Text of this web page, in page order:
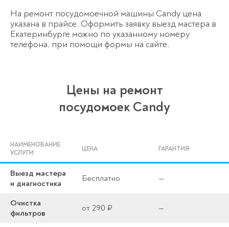
На ремонт посудомоечной машины Candy цена
указана в прайсе. Оформить заявку выезд мастера в
Екатеринбурге можно по указанному номеру
телефона, при помощи формы на сайте.
Цены на ремонт
посудомоек Candy
НАИМЕНОВАНИЕ
УСЛУГИ
ЦЕНА ГАРАНТИЯ
Выезд мастера
и диагностика
Бесплатно —
Очистка
фильтров
от 290 ₽ —